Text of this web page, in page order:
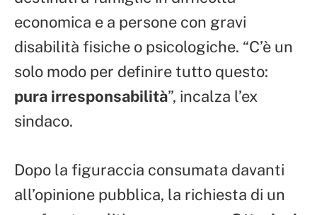
economica e a persone con gravi
disabilità fisiche o psicologiche. “C’è un
solo modo per definire tutto questo:
pura irresponsabilità”, incalza l’ex
sindaco.
Dopo la figuraccia consumata davanti
all’opinione pubblica, la richiesta di un